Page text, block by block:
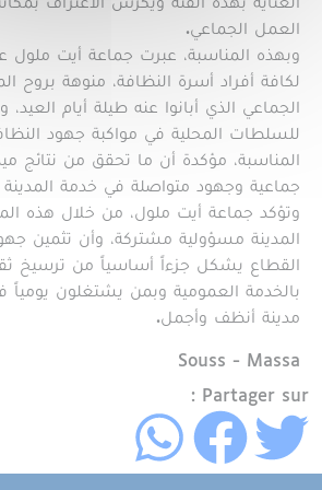
العمل الجماعي.
وبهذه المناسبة، عبرت جماعة أيت ملول
لكافة أفراد أسرة النظافة، منوهة بروح
الجماعي الذي أبانوا عنه طيلة أيام العيد،
للسلطات المحلية في مواكبة جهود
المناسبة، مؤكدة أن ما تحقق من نتائج
جماعية وجهود متواصلة في خدمة المدينة
وتؤكد جماعة أيت ملول، من خلال هذه
المدينة مسؤولية مشتركة، وأن تثمين
القطاع يشكل جزءاً أساسياً من ترسيخ
بالخدمة العمومية وبمن يشتغلون يومياً
مدينة أنظف وأجمل.
Région
Souss - Massa
Partager sur :